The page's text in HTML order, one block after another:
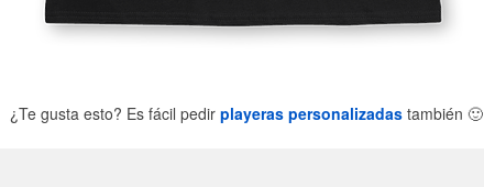
¿Te gusta esto? Es fácil pedir playeras personalizadas también 🙂